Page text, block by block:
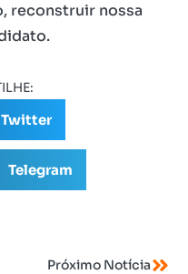
reconstruir nossa
Twitter
Telegram
Próximo Notícia